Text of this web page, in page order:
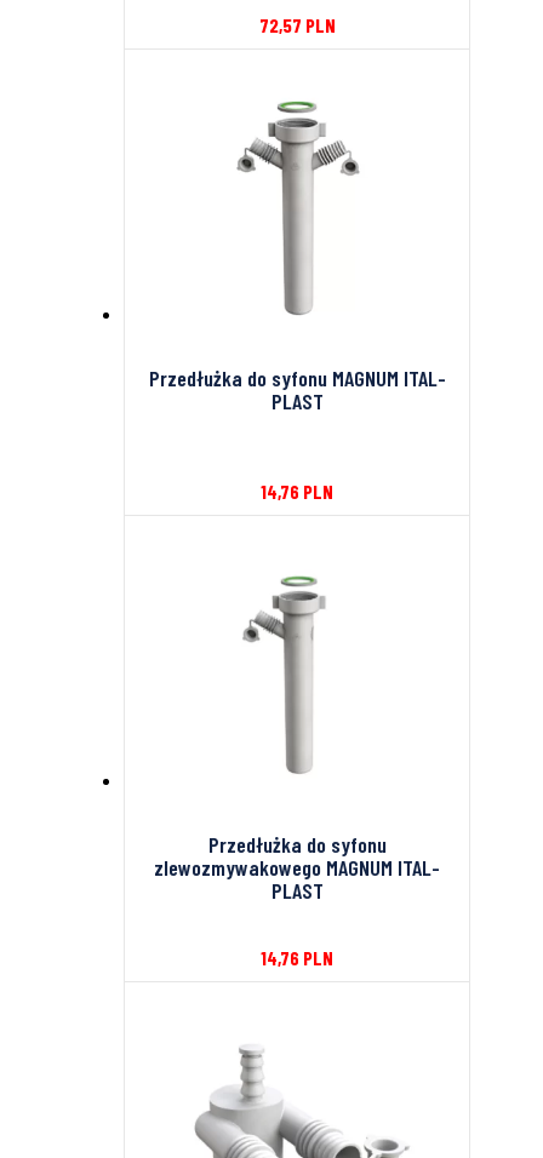
72,57 PLN
Przedłużka do syfonu MAGNUM ITAL-
PLAST
14,76 PLN
Przedłużka do syfonu
zlewozmywakowego MAGNUM ITAL-
PLAST
14,76 PLN